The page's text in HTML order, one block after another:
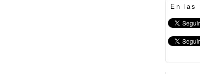
En las